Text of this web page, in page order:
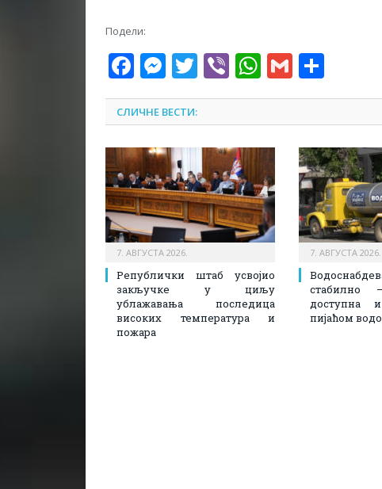
Подели:
Facebook
Messenger
Twitter
ViberWhatsApp
Gmail
СЛИЧНЕ ВЕСТИ:
7. АВГУСТА 2026.
Републички штаб усвојио
закључке у циљу
ублажавања последица
високих температура и
пожара​
7. АВГУСТА 2026.
стабилно
доступна
пијаћом